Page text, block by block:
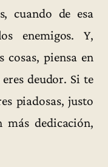
cuando de esa
enemigos. Y,
cosas, piensa en
deudor. Si te
piadosas, justo
más dedicación,